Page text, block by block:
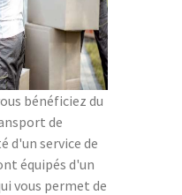
bénéficiez du
de
d'un service de
équipés d'un
vous permet de